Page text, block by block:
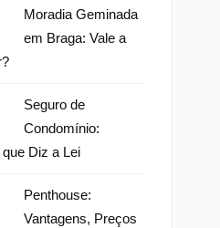
Moradia Geminada
em Braga: Vale a
Seguro de
Condomínio:
Diz a Lei
Penthouse:
Vantagens, Preços